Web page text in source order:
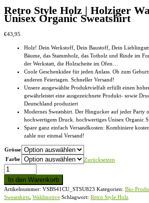
Retro Style Holz | Holziger
Unisex Organic Sweatshirt
€43,95
Holz! Dein Werkstoff, Dein Baustoff, Dein
Bäume, das Stammholz, das Totholz und Rinde im
der Werkstatt, die Holzscheite im Ofen…
Coole Geschenkidee für jeden Anlass. Ob zum
anderen Feiertagen. Schneller Versand!
Unsere ausgewählte Produktvielfalt erfüllt einen
gewährleistet eine ausgezeichnete Produkt- sowie
Deutschland produziert
Modernes Sweatshirt. Der Hingucker auf jeder Party
hochwertigem Druck. hochwertiges Unisex Organic
Spare ganz einfach Versandkosten: Kombiniere
zahle nur einmal Versand!
Grösse
Farbe
Zurücksetzen
Retro
Style
Holz
|
Holziger
In den Warenkorb
Artikelnummer: VSBS41CU_STSU823 Kategorien: Bio-
Sweatshirts Waldmotive Schlagwort: Retro Style Holz